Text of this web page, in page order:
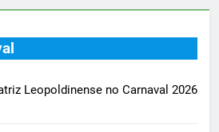
Leopoldinense no Carnaval 2026